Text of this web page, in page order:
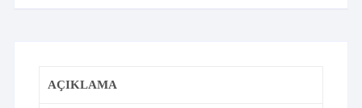
AÇIKLAMA